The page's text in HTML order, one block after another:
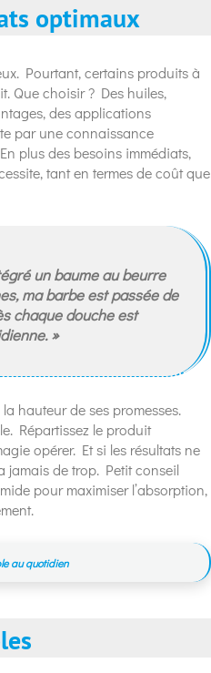
optimaux
Pourtant, certains produits à
Que choisir ? Des huiles,
des applications
par une connaissance
plus des besoins immédiats,
tant en termes de coût que
un baume au beurre
ma barbe est passée de
chaque douche est
»
hauteur de ses promesses.
Répartissez le produit
opérer. Et si les résultats ne
jamais de trop. Petit conseil
pour maximiser l’absorption,
au quotidien